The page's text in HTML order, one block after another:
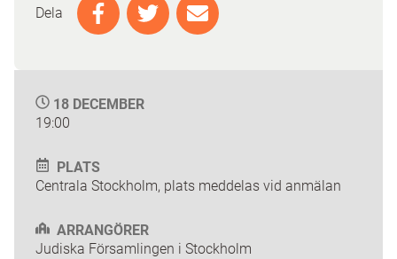
Dela
18 DECEMBER
19:00
PLATS
Centrala Stockholm, plats meddelas vid anmälan
ARRANGÖRER
Judiska Församlingen i Stockholm